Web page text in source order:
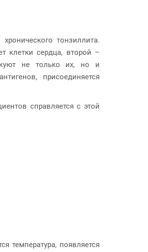
тонзиллита.
клетки сердца, второй –
не только их, но и
присоединяется
справляется с этой
температура, появляется